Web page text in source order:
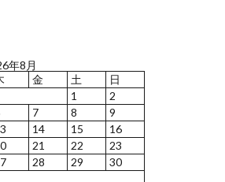
年8月
金 土
日
1
2
7 8
9
14 15
16
21 22
23
28 29
30